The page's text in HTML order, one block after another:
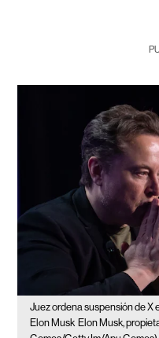
Juez ordena suspensión de X
Elon Musk Elon Musk,